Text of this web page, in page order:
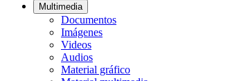
Multimedia
Documentos
Imágenes
Videos
Audios
Material gráfico